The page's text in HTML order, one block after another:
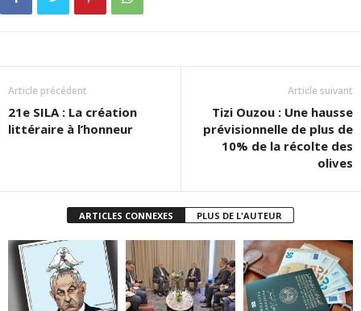
Article précédent
21e SILA : La création
littéraire à l’honneur
Article suivant
Tizi Ouzou : Une hausse
prévisionnelle de plus de
10% de la récolte des
olives
ARTICLES CONNEXES PLUS DE L'AUTEUR